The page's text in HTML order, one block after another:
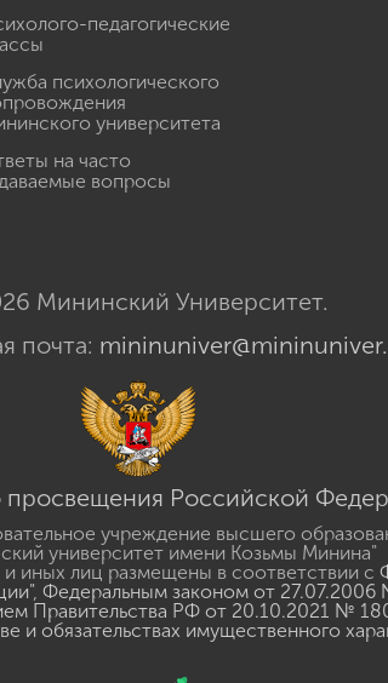
педагогические
психологического
университета
на часто
вопросы
Мининский Университет.
почта:
Российской
учреждение высшего
университет имени Козьмы Минина"
иных лиц размещены в соответствии с
, Федеральным законом от
Правительства РФ от 20.10.2021 №
и обязательствах имущественного